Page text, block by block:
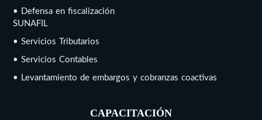
• Defensa en fiscalización
SUNAFIL
• Servicios Tributarios
• Servicios Contables
• Levantamiento de embargos y cobranzas coactivas
CAPACITACIÓN